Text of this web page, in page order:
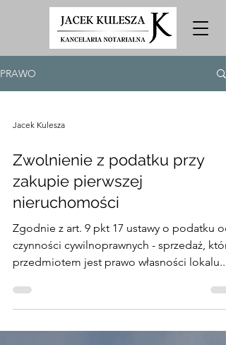
PRAWO
Jacek Kulesza
Zwolnienie z podatku przy
zakupie pierwszej
nieruchomości
Zgodnie z art. 9 pkt 17 ustawy o podatku od
czynności cywilnoprawnych - sprzedaż,
przedmiotem jest prawo własności lokalu...